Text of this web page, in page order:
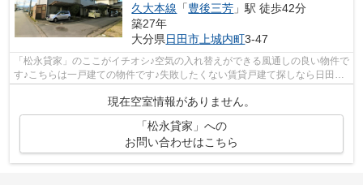
久大本線 「豊後三芳 」駅 徒歩42分
築27年
大分県日田市 上城内町3-47
「松永貸家」のここがイチオシ♪空気の入れ替えができる風通しの良い物件で
す♪こちらは一戸建ての物件です♪失敗したくない賃貸戸建て探しなら日田市
現在空室情報がありません。
「松永貸家」への
お問い合わせはこちら